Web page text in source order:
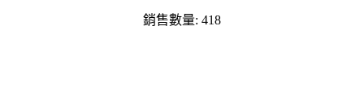
銷售數量: 418